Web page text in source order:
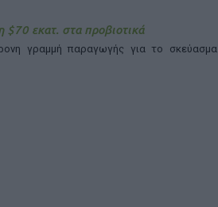
εκατ. στα προβιοτικά
γραμμή παραγωγής για το σκεύασμα